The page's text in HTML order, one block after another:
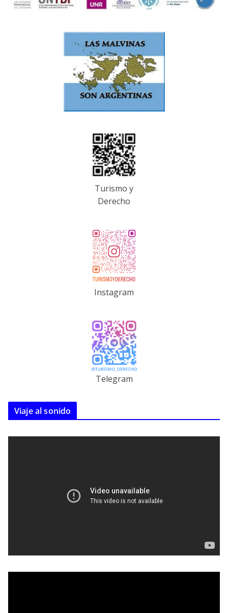
Turismo y
Derecho
Instagram
Telegram
Viaje al sonido